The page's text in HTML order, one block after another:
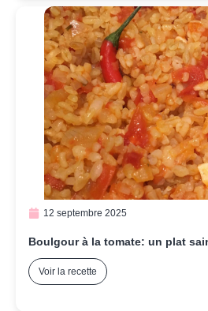
12 septembre 2025
Boulgour à la tomate: un plat
Voir la recette